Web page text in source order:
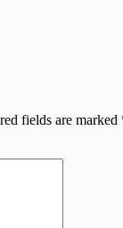
fields are marked